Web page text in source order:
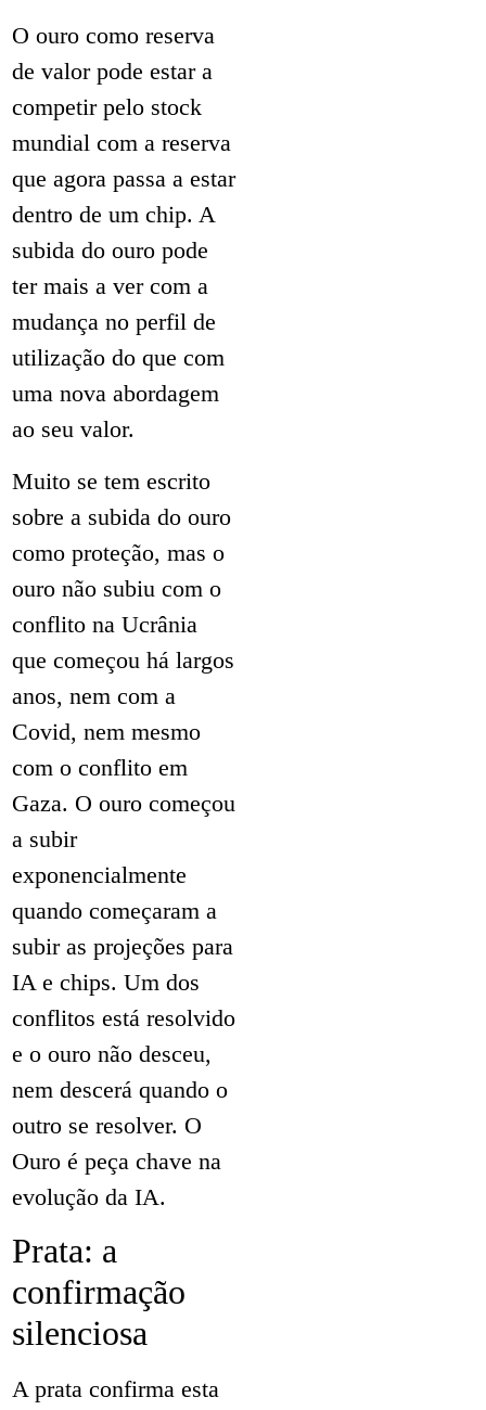
O ouro como reserva
de valor pode estar a
competir pelo stock
mundial com a reserva
que agora passa a estar
dentro de um chip. A
subida do ouro pode
ter mais a ver com a
mudança no perfil de
utilização do que com
uma nova abordagem
ao seu valor.
Muito se tem escrito
sobre a subida do ouro
como proteção, mas o
ouro não subiu com o
conflito na Ucrânia
que começou há largos
anos, nem com a
Covid, nem mesmo
com o conflito em
Gaza. O ouro começou
a subir
exponencialmente
quando começaram a
subir as projeções para
IA e chips. Um dos
conflitos está resolvido
e o ouro não desceu,
nem descerá quando o
outro se resolver. O
Ouro é peça chave na
evolução da IA.
Prata: a
confirmação
silenciosa
A prata confirma esta